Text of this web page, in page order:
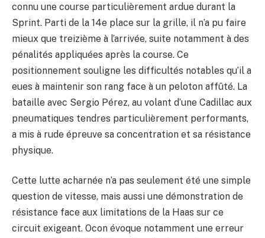
connu une course particulièrement ardue durant la
Sprint. Parti de la 14e place sur la grille, il n’a pu faire
mieux que treizième à l’arrivée, suite notamment à des
pénalités appliquées après la course. Ce
positionnement souligne les difficultés notables qu’il a
eues à maintenir son rang face à un peloton affûté. La
bataille avec Sergio Pérez, au volant d’une Cadillac aux
pneumatiques tendres particulièrement performants,
a mis à rude épreuve sa concentration et sa résistance
physique.
Cette lutte acharnée n’a pas seulement été une simple
question de vitesse, mais aussi une démonstration de
résistance face aux limitations de la Haas sur ce
circuit exigeant. Ocon évoque notamment une erreur